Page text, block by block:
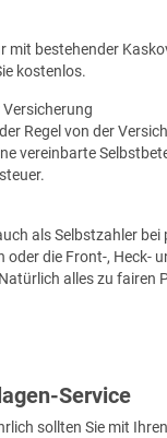
mit bestehender
kostenlos.
Regel von der
vereinbarte
als Selbstzahler bei
oder die Front-, Heck-
alles zu fairen
Service
sollten Sie mit